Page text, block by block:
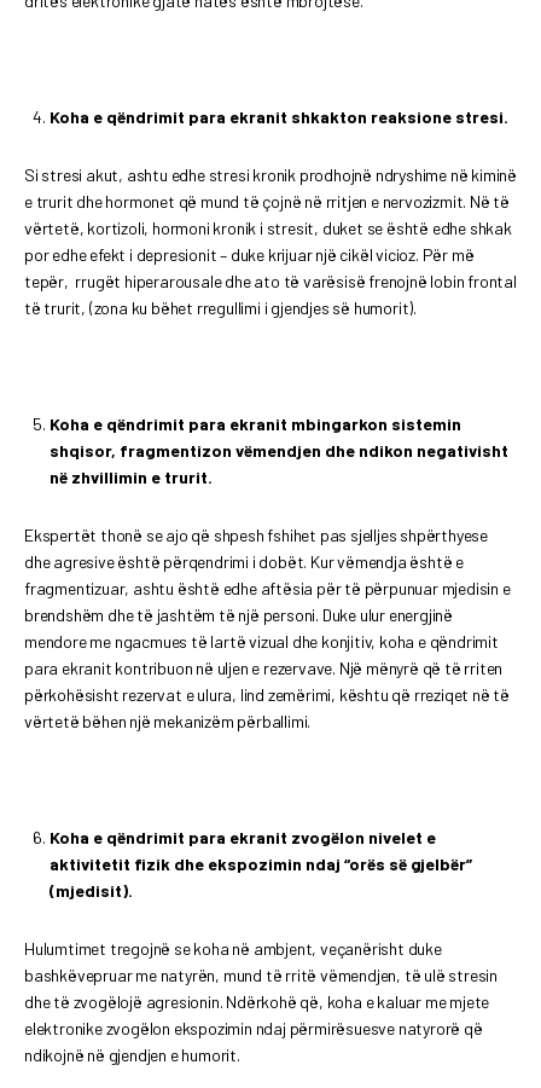
Koha e qëndrimit para ekranit shkakton reaksione stresi.
Si stresi akut, ashtu edhe stresi kronik prodhojnë ndryshime në kiminë
e trurit dhe hormonet që mund të çojnë në rritjen e nervozizmit. Në të
vërtetë, kortizoli, hormoni kronik i stresit, duket se është edhe shkak
por edhe efekt i depresionit – duke krijuar një cikël vicioz. Për më
tepër, rrugët hiperarousale dhe ato të varësisë frenojnë lobin frontal
të trurit, (zona ku bëhet rregullimi i gjendjes së humorit).
Koha e qëndrimit para ekranit mbingarkon sistemin
shqisor, fragmentizon vëmendjen dhe ndikon negativisht
në zhvillimin e trurit.
Ekspertët thonë se ajo që shpesh fshihet pas sjelljes shpërthyese
dhe agresive është përqendrimi i dobët. Kur vëmendja është e
fragmentizuar, ashtu është edhe aftësia për të përpunuar mjedisin e
brendshëm dhe të jashtëm të një personi. Duke ulur energjinë
mendore me ngacmues të lartë vizual dhe konjitiv, koha e qëndrimit
para ekranit kontribuon në uljen e rezervave. Një mënyrë që të rriten
përkohësisht rezervat e ulura, lind zemërimi, kështu që rreziqet në të
vërtetë bëhen një mekanizëm përballimi.
Koha e qëndrimit para ekranit zvogëlon nivelet e
aktivitetit fizik dhe ekspozimin ndaj “orës së gjelbër”
(mjedisit).
Hulumtimet tregojnë se koha në ambjent, veçanërisht duke
bashkëvepruar me natyrën, mund të rritë vëmendjen, të ulë stresin
dhe të zvogëlojë agresionin. Ndërkohë që, koha e kaluar me mjete
elektronike zvogëlon ekspozimin ndaj përmirësuesve natyrorë që
ndikojnë në gjendjen e humorit.